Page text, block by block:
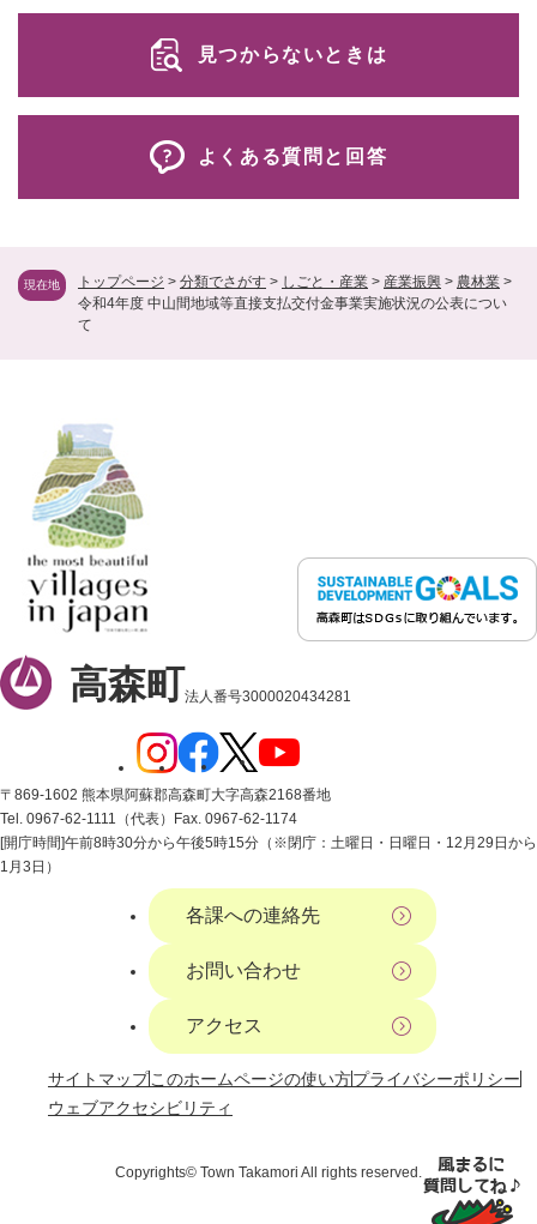
現在地 トップページ > 分類でさがす > しごと・産業 > 産業振興 > 農林業 >
令和4年度 中山間地域等直接支払交付金事業実施状況の公表につい
て
見つからないときは
よくある質問と回答
高森町法人番号3000020434281
〒869-1602 熊本県阿蘇郡高森町大字高森2168番地
Tel. 0967-62-1111（代表）
Fax. 0967-62-1174
[開庁時間]午前8時30分から午後5時15分（※閉庁：土曜日・日曜日・12月29日から
1月3日）
各課への連絡先
お問い合わせ
アクセス
サイトマップこのホームページの使い方プライバシーポリシー
ウェブアクセシビリティ
Copyrights© Town Takamori All rights reserved.